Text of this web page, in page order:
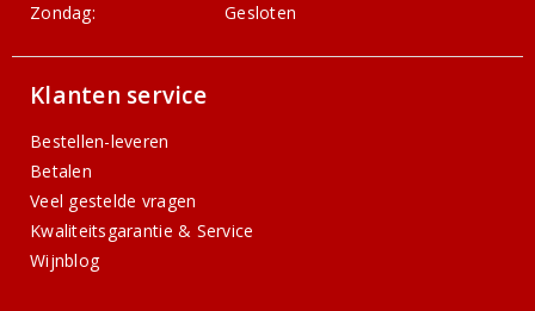
Zondag:
Gesloten
Klanten service
Bestellen-leveren
Betalen
Veel gestelde vragen
Kwaliteitsgarantie & Service
Wijnblog